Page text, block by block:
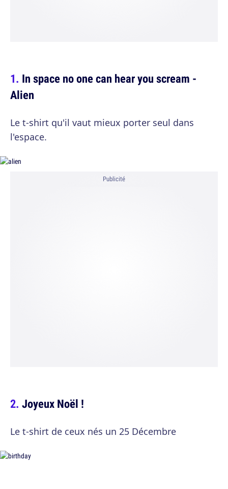
In space no one can hear you scream -
Alien
Le t-shirt qu'il vaut mieux porter seul dans
l'espace.
Publicité
Joyeux Noël !
Le t-shirt de ceux nés un 25 Décembre